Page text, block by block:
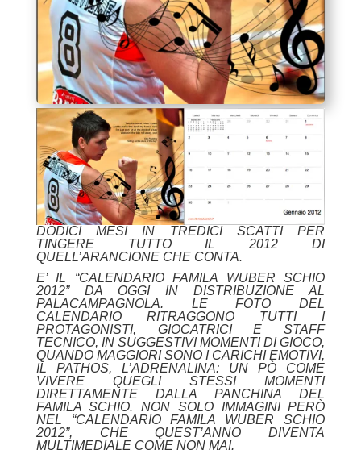
DODICI MESI IN TREDICI SCATTI PER
TINGERE TUTTO IL 2012 DI
QUELL’ARANCIONE CHE CONTA.
E’ IL “CALENDARIO FAMILA WUBER SCHIO
2012” DA OGGI IN DISTRIBUZIONE AL
PALACAMPAGNOLA. LE FOTO DEL
CALENDARIO RITRAGGONO TUTTI I
PROTAGONISTI, GIOCATRICI E STAFF
TECNICO, IN SUGGESTIVI MOMENTI DI GIOCO,
QUANDO MAGGIORI SONO I CARICHI EMOTIVI,
IL PATHOS, L’ADRENALINA: UN PÒ COME
VIVERE QUEGLI STESSI MOMENTI
DIRETTAMENTE DALLA PANCHINA DEL
FAMILA SCHIO. NON SOLO IMMAGINI PERÒ
NEL “CALENDARIO FAMILA WUBER SCHIO
2012”, CHE QUEST’ANNO DIVENTA
MULTIMEDIALE COME NON MAI.